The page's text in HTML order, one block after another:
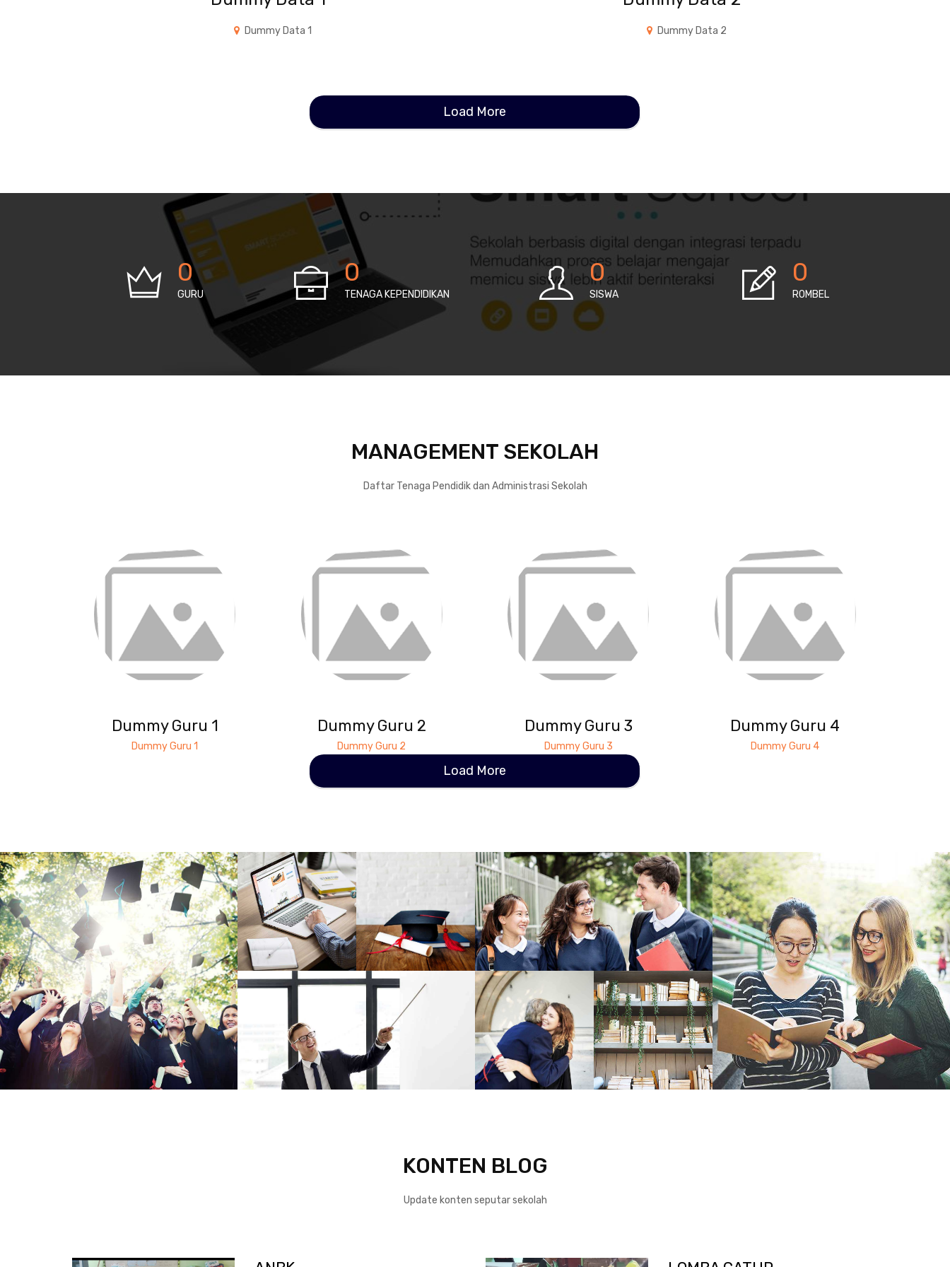
Dummy Data 1 Dummy Data 2
Load More
0
GURU
0
TENAGA KEPENDIDIKAN
0
SISWA
0
ROMBEL
MANAGEMENT SEKOLAH
Daftar Tenaga Pendidik dan Administrasi Sekolah
Dummy Guru 1
Dummy Guru 1
Dummy Guru 2
Dummy Guru 2
Dummy Guru 3
Dummy Guru 3
Dummy Guru 4
Dummy Guru 4
Load More
KONTEN BLOG
Update konten seputar sekolah